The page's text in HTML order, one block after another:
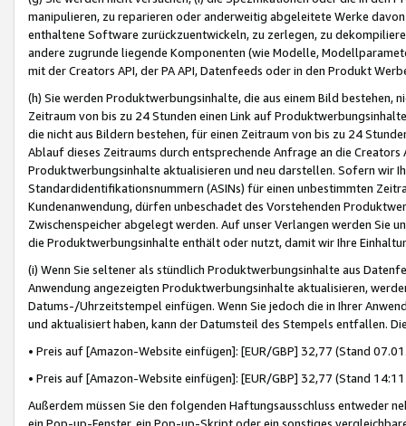
manipulieren, zu reparieren oder anderweitig abgeleitete Werke
enthaltene Software zurückzuentwickeln, zu zerlegen, zu
andere zugrunde liegende Komponenten (wie Modelle,
mit der Creators API, der PA API, Datenfeeds oder in den Produkt
(h) Sie werden Produktwerbungsinhalte, die aus einem Bild bestehen,
Zeitraum von bis zu 24 Stunden einen Link auf
die nicht aus Bildern bestehen, für einen Zeitraum von bis zu 24
Ablauf dieses Zeitraums durch entsprechende Anfrage an die
Produktwerbungsinhalte aktualisieren und neu darstellen. Sofern wir
Standardidentifikationsnummern (ASINs) für einen unbestimmten
Kundenanwendung, dürfen unbeschadet des Vorstehenden
Zwischenspeicher abgelegt werden. Auf unser Verlangen werden Sie
die Produktwerbungsinhalte enthält oder nutzt, damit wir Ihre
(i) Wenn Sie seltener als stündlich Produktwerbungsinhalte aus
Anwendung angezeigten Produktwerbungsinhalte aktualisieren,
Datums-/Uhrzeitstempel einfügen. Wenn Sie jedoch die in Ihrer
und aktualisiert haben, kann der Datumsteil des Stempels entfallen.
• Preis auf [Amazon-Website einfügen]: [EUR/GBP] 32,77 (Stand
• Preis auf [Amazon-Website einfügen]: [EUR/GBP] 32,77 (Stand
Außerdem müssen Sie den folgenden Haftungsausschluss entweder
ein Pop-up-Fenster, ein Pop-up-Skript oder ein sonstiges